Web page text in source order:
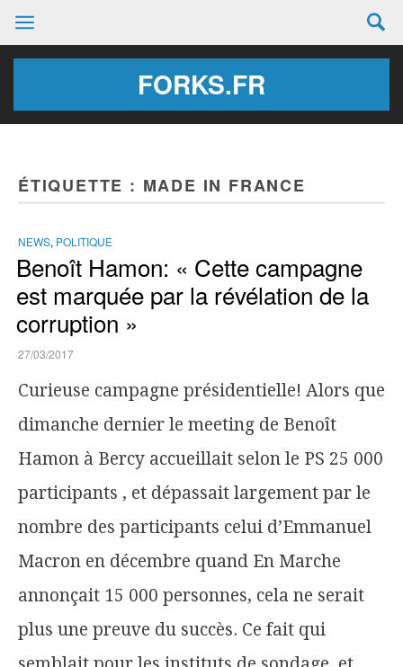
FORKS.FR
ÉTIQUETTE : MADE IN FRANCE
NEWS, POLITIQUE
Benoît Hamon: « Cette campagne
est marquée par la révélation de la
corruption »
27/03/2017
Curieuse campagne présidentielle! Alors que
dimanche dernier le meeting de Benoît
Hamon à Bercy accueillait selon le PS 25 000
participants , et dépassait largement par le
nombre des participants celui d’Emmanuel
Macron en décembre quand En Marche
annonçait 15 000 personnes, cela ne serait
plus une preuve du succès. Ce fait qui